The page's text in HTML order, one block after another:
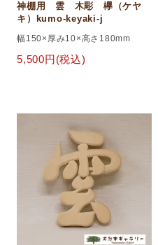
神棚用 雲 木彫 欅（ケヤ
キ）kumo-keyaki-j
幅150×厚み10×高さ180mm
5,500円(税込)